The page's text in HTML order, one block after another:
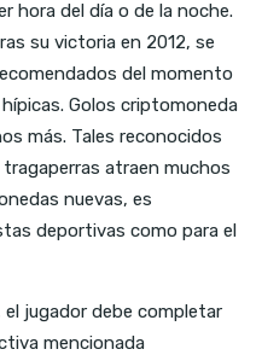
hora del día o de la noche.
su victoria en 2012, se
del momento
Golos criptomoneda
más. Tales reconocidos
atraen muchos
nuevas, es
deportivas como para el
jugador debe completar
mencionada